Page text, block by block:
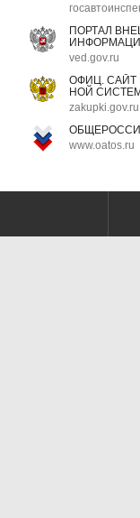
ПОРТАЛ
ved.gov.ru
ОФИЦ.
НОЙ
zakupki.gov.ru
www.oatos.ru